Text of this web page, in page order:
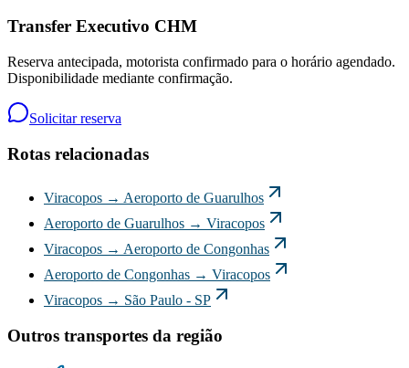
Transfer Executivo CHM
Reserva antecipada, motorista confirmado para o horário agendado.
Disponibilidade mediante confirmação.
Solicitar reserva
Rotas relacionadas
Viracopos → Aeroporto de Guarulhos
Aeroporto de Guarulhos → Viracopos
Viracopos → Aeroporto de Congonhas
Aeroporto de Congonhas → Viracopos
Viracopos → São Paulo - SP
Outros transportes da região